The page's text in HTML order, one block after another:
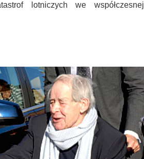
lotniczych we współczesnej